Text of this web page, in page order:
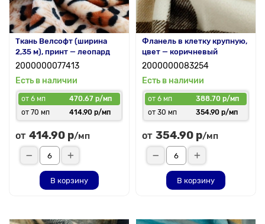
Ткань Велсофт (ширина
2,35 м), принт — леопард
2000000077413
Есть в наличии
от 6 мп
470.67 р/мп
от 70 мп
414.90 р/мп
от 414.90 р/мп
В корзину
Фланель в клетку крупную,
цвет — коричневый
2000000083254
Есть в наличии
от 6 мп
388.70 р/мп
от 30 мп
354.90 р/мп
от 354.90 р/мп
В корзину